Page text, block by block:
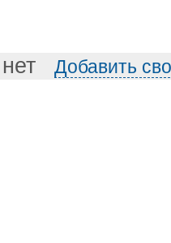
Добавить